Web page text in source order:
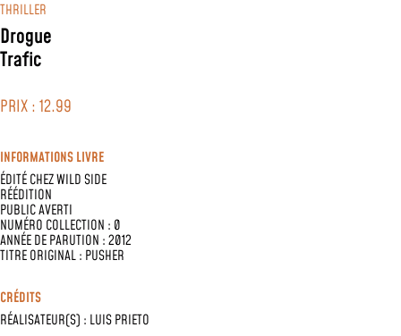
THRILLER
Drogue
Trafic
PRIX : 12.99
INFORMATIONS LIVRE
ÉDITÉ CHEZWILD SIDE
RÉÉDITION
PUBLIC AVERTI
NUMÉRO COLLECTION : 0
ANNÉE DE PARUTION : 2012
TITRE ORIGINAL : PUSHER
CRÉDITS
RÉALISATEUR(S) : LUIS PRIETO